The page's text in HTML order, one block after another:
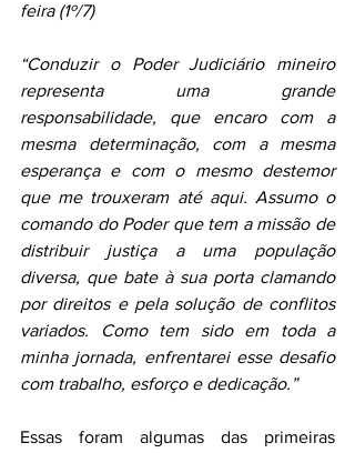
feira (1º/7)
“Conduzir o Poder Judiciário mineiro
representa uma grande
responsabilidade, que encaro com a
mesma determinação, com a mesma
esperança e com o mesmo destemor
que me trouxeram até aqui. Assumo o
comando do Poder que tem a missão de
distribuir justiça a uma população
diversa, que bate à sua porta clamando
por direitos e pela solução de conflitos
variados. Como tem sido em toda a
minha jornada, enfrentarei esse desafio
com trabalho, esforço e dedicação.”
Essas foram algumas das primeiras